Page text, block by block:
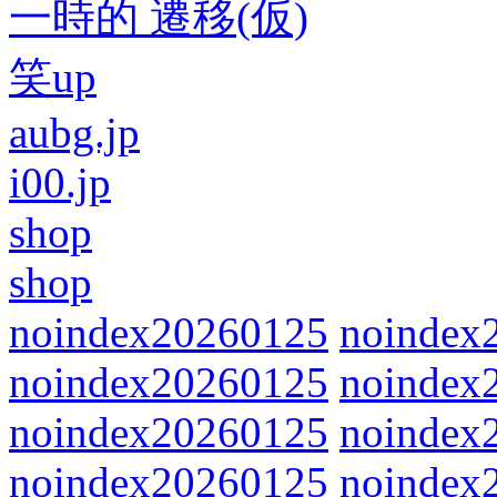
一時的 遷移(仮)
笑up
aubg.jp
i00.jp
shop
shop
noindex20260125
noindex20260125
noindex20260125
noindex20260125